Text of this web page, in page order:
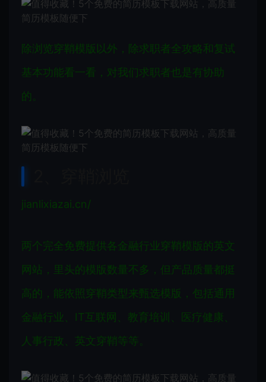
除浏览穿鞘模版以外，除求职者全攻略和复试
基本功能看一看，对我们求职者也是有协助
的。
jianlixiazai.cn/
两个完全免费提供各金融行业穿鞘模版的英文
网站，里头的模版数量不多，但产品质量都挺
高的，能依照穿鞘类型来甄选模版，包括通用
金融行业、IT互联网、教育培训、医疗健康、
人事行政、英文穿鞘等等。